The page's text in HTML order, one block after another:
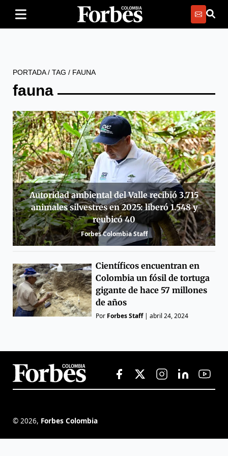
PORTADA/ TAG / FAUNA
fauna
Autoridad ambiental del Valle recibió 3.715
animales silvestres en 2025: liberó 1.548 y
reubicó 40
Forbes Colombia Staff
Científicos encuentran en
Colombia un fósil de tortuga
gigante de hace 57 millones
de años
Por Forbes Staff|abril 24, 2024
© 2026, Forbes Colombia